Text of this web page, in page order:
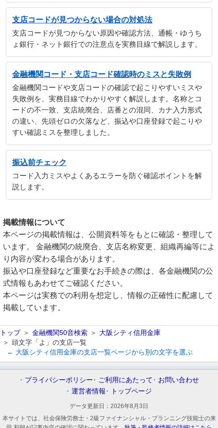
支店コードが見つからない場合の対処法
支店コードが見つからない原因や確認方法、通帳・ゆうち
ょ銀行・ネット銀行での注意点を実務目線で解説します。
金融機関コード・支店コード確認時のミスと失敗例
金融機関コードや支店コードの確認で起こりやすいミスや
失敗例を、実務目線でわかりやすく解説します。名称とコ
ードの不一致、支店統廃合、店番との混同、カナ入力形式
の違い、先頭ゼロの欠落など、振込や口座登録で起こりや
すい確認ミスを整理しました。
振込前チェック
コード入力ミスやよくあるエラーを防ぐ確認ポイントを解
説します。
掲載情報について
本ページの掲載情報は、公開資料等をもとに確認・整理して
います。 金融機関の統廃合、支店名称変更、組織再編等によ
り内容が変わる場合があります。
振込や口座登録など重要なお手続きの際は、各金融機関の公
式情報もあわせてご確認ください。
本ページは実務での利用を想定し、情報の正確性に配慮して
掲載しています。
トップ 金融機関50音検索
大阪シティ信用金庫
頭文字「よ」の支店一覧
← 大阪シティ信用金庫の支店一覧ページから別の文字を選ぶ
プライバシーポリシー ご利用にあたって
お問い合わせ
運営者情報
トップページ
データ更新日： 2026年8月3日
本サイトでは、社会保険労務士・2級ファイナンシャル・プランニング技能士の来